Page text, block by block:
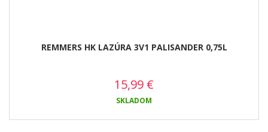
REMMERS HK LAZÚRA 3V1 PALISANDER 0,75L
15,99 €
SKLADOM